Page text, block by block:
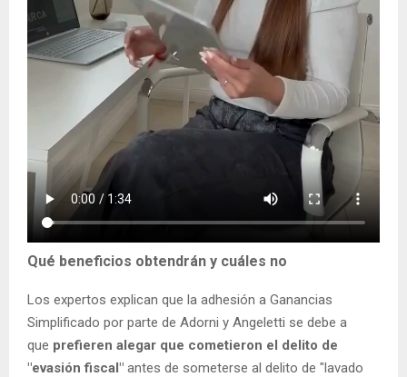
Qué beneficios obtendrán y cuáles no
Los expertos explican que la adhesión a Ganancias
Simplificado por parte de Adorni y Angeletti se debe a
que prefieren alegar que cometieron el delito de
"evasión fiscal" antes de someterse al delito de "lavado